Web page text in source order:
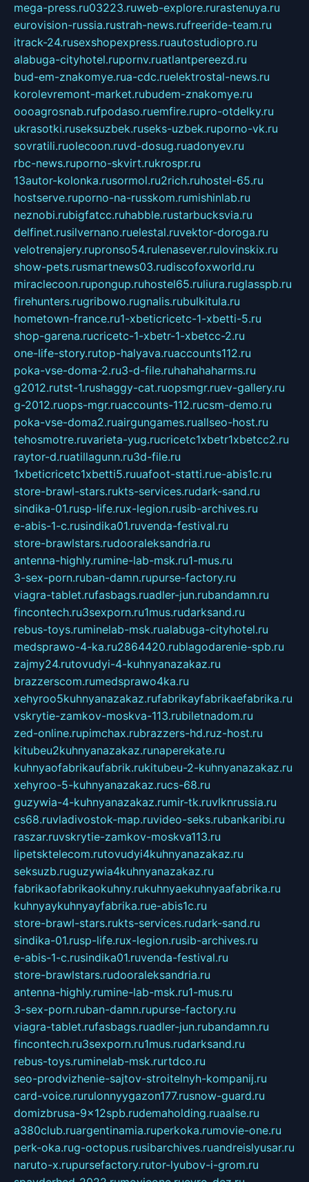
mega-press.ru03223.ruweb-explore.rurastenuya.ru
eurovision-russia.rustrah-news.rufreeride-team.ru
itrack-24.rusexshopexpress.ruautostudiopro.ru
alabuga-cityhotel.rupornv.ruatlantpereezd.ru
bud-em-znakomye.rua-cdc.ruelektrostal-news.ru
korolevremont-market.rubudem-znakomye.ru
oooagrosnab.rufpodaso.ruemfire.rupro-otdelky.ru
ukrasotki.ruseksuzbek.ruseks-uzbek.ruporno-vk.ru
sovratili.ruolecoon.ruvd-dosug.ruadonyev.ru
rbc-news.ruporno-skvirt.rukrospr.ru
13autor-kolonka.rusormol.ru2rich.ruhostel-65.ru
hostserve.ruporno-na-russkom.rumishinlab.ru
neznobi.rubigfatcc.ruhabble.rustarbucksvia.ru
delfinet.rusilvernano.ruelestal.ruvektor-doroga.ru
velotrenajery.rupronso54.rulenasever.rulovinskix.ru
show-pets.rusmartnews03.rudiscofoxworld.ru
miraclecoon.rupongup.ruhostel65.ruliura.ruglasspb.ru
firehunters.rugribowo.rugnalis.rubulkitula.ru
hometown-france.ru1-xbeticricetc-1-xbetti-5.ru
shop-garena.rucricetc-1-xbetr-1-xbetcc-2.ru
one-life-story.rutop-halyava.ruaccounts112.ru
poka-vse-doma-2.ru3-d-file.ruhahahaharms.ru
g2012.rutst-1.rushaggy-cat.ruopsmgr.ruev-gallery.ru
g-2012.ruops-mgr.ruaccounts-112.rucsm-demo.ru
poka-vse-doma2.ruairgungames.ruallseo-host.ru
tehosmotre.ruvarieta-yug.rucricetc1xbetr1xbetcc2.ru
raytor-d.ruatillagunn.ru3d-file.ru
1xbeticricetc1xbetti5.ruuafoot-statti.rue-abis1c.ru
store-brawl-stars.rukts-services.rudark-sand.ru
sindika-01.rusp-life.rux-legion.rusib-archives.ru
e-abis-1-c.rusindika01.ruvenda-festival.ru
store-brawlstars.rudooraleksandria.ru
antenna-highly.rumine-lab-msk.ru1-mus.ru
3-sex-porn.ruban-damn.rupurse-factory.ru
viagra-tablet.rufasbags.ruadler-jun.rubandamn.ru
fincontech.ru3sexporn.ru1mus.rudarksand.ru
rebus-toys.ruminelab-msk.rualabuga-cityhotel.ru
medsprawo-4-ka.ru2864420.rublagodarenie-spb.ru
zajmy24.rutovudyi-4-kuhnyanazakaz.ru
brazzerscom.rumedsprawo4ka.ru
xehyroo5kuhnyanazakaz.rufabrikayfabrikaefabrika.ru
vskrytie-zamkov-moskva-113.rubiletnadom.ru
zed-online.rupimchax.rubrazzers-hd.ruz-host.ru
kitubeu2kuhnyanazakaz.runaperekate.ru
kuhnyaofabrikaufabrik.rukitubeu-2-kuhnyanazakaz.ru
xehyroo-5-kuhnyanazakaz.rucs-68.ru
guzywia-4-kuhnyanazakaz.rumir-tk.ruvlknrussia.ru
cs68.ruvladivostok-map.ruvideo-seks.rubankaribi.ru
raszar.ruvskrytie-zamkov-moskva113.ru
lipetsktelecom.rutovudyi4kuhnyanazakaz.ru
seksuzb.ruguzywia4kuhnyanazakaz.ru
fabrikaofabrikaokuhny.rukuhnyaekuhnyaafabrika.ru
kuhnyaykuhnyayfabrika.rue-abis1c.ru
store-brawl-stars.rukts-services.rudark-sand.ru
sindika-01.rusp-life.rux-legion.rusib-archives.ru
e-abis-1-c.rusindika01.ruvenda-festival.ru
store-brawlstars.rudooraleksandria.ru
antenna-highly.rumine-lab-msk.ru1-mus.ru
3-sex-porn.ruban-damn.rupurse-factory.ru
viagra-tablet.rufasbags.ruadler-jun.rubandamn.ru
fincontech.ru3sexporn.ru1mus.rudarksand.ru
rebus-toys.ruminelab-msk.rurtdco.ru
seo-prodvizhenie-sajtov-stroitelnyh-kompanij.ru
card-voice.rurulonnyygazon177.rusnow-guard.ru
domizbrusa-9x12spb.rudemaholding.ruaalse.ru
a380club.ruargentinamia.ruperkoka.rumovie-one.ru
perk-oka.rug-octopus.rusibarchives.ruandreislyusar.ru
naruto-x.rupursefactory.rutor-lyubov-i-grom.ru